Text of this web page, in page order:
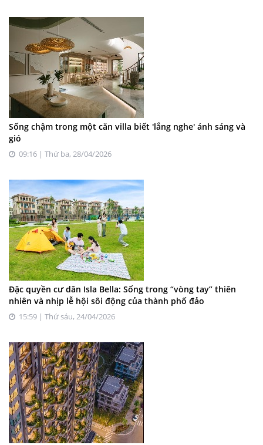
Sống chậm trong một căn villa biết 'lắng nghe' ánh sáng và
gió
09:16 | Thứ ba, 28/04/2026
Đặc quyền cư dân Isla Bella: Sống trong “vòng tay” thiên
nhiên và nhịp lễ hội sôi động của thành phố đảo
15:59 | Thứ sáu, 24/04/2026